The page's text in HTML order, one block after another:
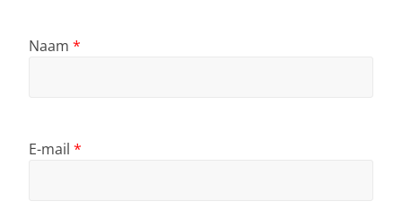
Naam *
E-mail *